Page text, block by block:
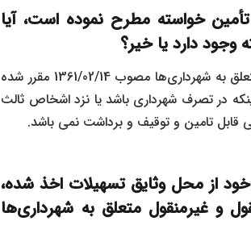
خواسته مطرح نموده است، آیا
وجود دارد یا خیر؟
خیر، به موجب قانون راجع به منع توقیف اموال منقول و غیرمنقول متعلق به شهرداری‌ها مصوب 1361/02/14 مقرر شده
در تصرف شهرداری باشد یا نزد اشخاص ثالث
تامین و توقیف و برداشت نمی‌ باشد.
از محل وثایق تسهیلات اخذ شده،
و غیرمنقول متعلق به شهرداری‌ها